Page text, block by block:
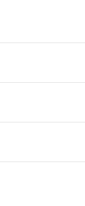
s běžným